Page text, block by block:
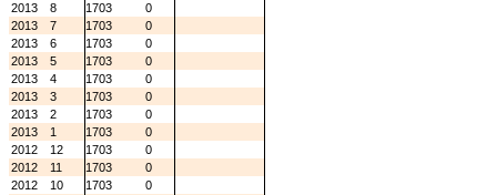
2013
8 1703
0
2013
7 1703
0
2013
6 1703
0
2013
5 1703
0
2013
4 1703
0
2013
3 1703
0
2013
2 1703
0
2013
1 1703
0
2012
12 1703
0
2012
11 1703
0
2012
10 1703
0